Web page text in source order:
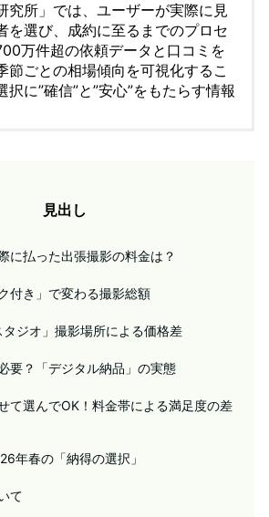
究所」では、ユーザーが実際に見
を選び、成約に至るまでのプロセ
万件超の依頼データと口コミを
節ごとの相場傾向を可視化するこ
択に”確信”と”安心”をもたらす情報
見出し
に払った出張撮影の料金は？
付き」で変わる撮影総額
タジオ」撮影場所による価格差
要？「デジタル納品」の実態
て選んでOK！料金帯による満足度の差
年春の「納得の選択」
て